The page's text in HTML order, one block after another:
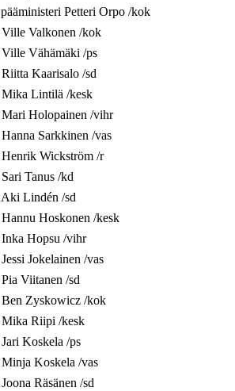
pääministeri Petteri Orpo /kok
Ville Valkonen /kok
Ville Vähämäki /ps
Riitta Kaarisalo /sd
Mika Lintilä /kesk
Mari Holopainen /vihr
Hanna Sarkkinen /vas
Henrik Wickström /r
Sari Tanus /kd
Aki Lindén /sd
Hannu Hoskonen /kesk
Inka Hopsu /vihr
Jessi Jokelainen /vas
Pia Viitanen /sd
Ben Zyskowicz /kok
Mika Riipi /kesk
Jari Koskela /ps
Minja Koskela /vas
Joona Räsänen /sd